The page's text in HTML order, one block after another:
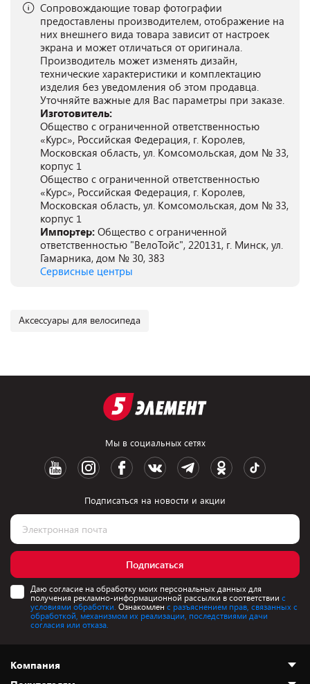
Сопровождающие товар фотографии
предоставлены производителем, отображение на
них внешнего вида товара зависит от настроек
экрана и может отличаться от оригинала.
Производитель может изменять дизайн,
технические характеристики и комплектацию
изделия без уведомления об этом продавца.
Уточняйте важные для Вас параметры при заказе.
Изготовитель:
Общество с ограниченной ответственностью
«Курс», Российская Федерация, г. Королев,
Московская область, ул. Комсомольская, дом № 33,
корпус 1
Общество с ограниченной ответственностью
«Курс», Российская Федерация, г. Королев,
Московская область, ул. Комсомольская, дом № 33,
корпус 1
Импортер: Общество с ограниченной
ответственностью "ВелоТойс", 220131, г. Минск, ул.
Гамарника, дом № 30, 383
Сервисные центры
Аксессуары для велосипеда
Мы в социальных сетях
Подписаться на новости и акции
Подписаться
Даю согласие на обработку моих персональных данных для
получения рекламно-информационной рассылки в соответствии с
условиями обработки. Ознакомлен с разъяснением прав, связанных с
обработкой, механизмом их реализации, последствиями дачи
согласия или отказа.
Компания